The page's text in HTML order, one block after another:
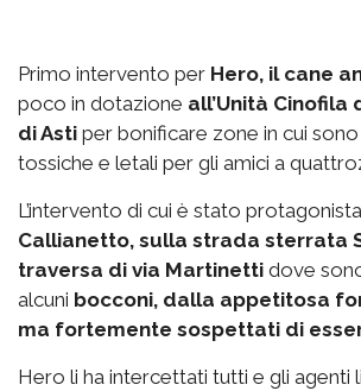
Primo intervento per Hero, il cane
poco in dotazione all’Unità Cinofila
di Asti per bonificare zone in cui
tossiche e letali per gli amici a
L’intervento di cui è stato
Callianetto, sulla strada sterrata
traversa di via Martinetti dove
alcuni bocconi, dalla appetitosa
ma fortemente sospettati di
Hero li ha intercettati tutti e gli agenti